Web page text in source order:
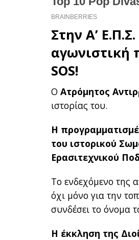
Στην Α’
αγωνιστική
SOS!
ΟΑτρόμητος
ιστορίας του.
Η
του ιστορικού
Ερασιτεχνικού
Το ενδεχόμενο της
όχι μόνο για την
συνδέσει το όνομα
Η έκκληση της